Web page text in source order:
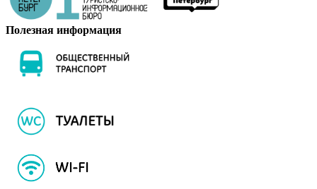
Полезная информация